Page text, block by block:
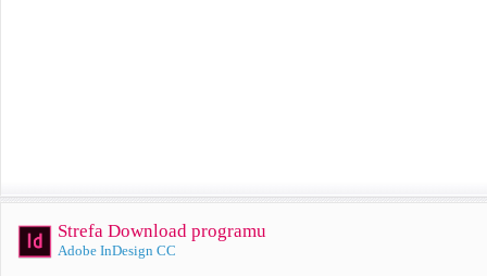
Strefa Download programu
Adobe InDesign CC